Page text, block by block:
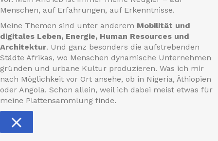
Menschen, auf Erfahrungen, auf Erkenntnisse.
Meine Themen sind unter anderem Mobilität und
digitales Leben, Energie, Human Resources und
Architektur. Und ganz besonders die aufstrebenden
Städte Afrikas, wo Menschen dynamische Unternehmen
gründen und urbane Kultur produzieren. Was ich mir
nach Möglichkeit vor Ort ansehe, ob in Nigeria, Äthiopien
oder Angola. Schon allein, weil ich dabei meist etwas für
meine Plattensammlung finde.